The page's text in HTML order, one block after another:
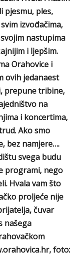
pjesmu, ples,
izvođačima,
nastupima
i ljepšim.
Orahovice i
ovih jedanaest
prepune tribine,
na
i koncertima,
Ako smo
bez namjere….
svega budu
programi, nego
Hvala vam što
proljeće nije
čuvar
našega
foto: